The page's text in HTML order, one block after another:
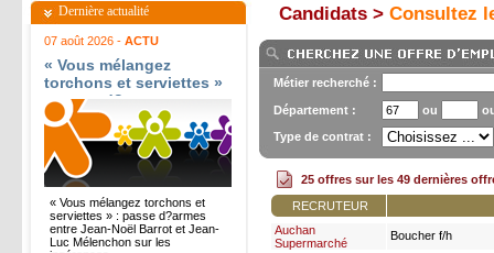
Dernière actualité
07 août 2026 - ACTU
« Vous mélangez
torchons et serviettes »
: passe d?armes entre
Jean-Noël Barrot et
Jean-Luc Mélenchon sur
les ingérences
étrangères - Le Parisien
« Vous mélangez torchons et
serviettes » : passe d?armes
entre Jean-Noël Barrot et Jean-
Luc Mélenchon sur les
Candidats > Consultez
Métier recherché :
Département : ou
Type de contrat :
25 offres sur les 49 dernières
RECRUTEUR
Auchan
Supermarché
Boucher f/h